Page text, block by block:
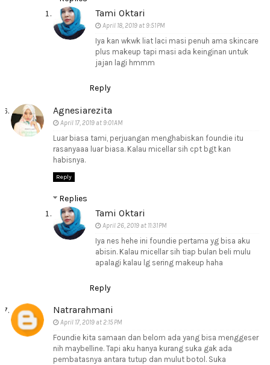
Tami Oktari
April 18, 2019 at 9:51 PM
Iya kan wkwk liat laci masi penuh ama skincare
plus makeup tapi masi ada keinginan untuk
jajan lagi hmmm
Reply
Agnesiarezita
April 17, 2019 at 9:01 AM
Luar biasa tami, perjuangan menghabiskan foundie itu
rasanyaaa luar biasa. Kalau micellar sih cpt bgt kan
habisnya.
Reply
Replies
Tami Oktari
April 26, 2019 at 11:31 PM
Iya nes hehe ini foundie pertama yg bisa aku
abisin. Kalau micellar sih tiap bulan beli mulu
apalagi kalau lg sering makeup haha
Reply
Natrarahmani
April 17, 2019 at 2:15 PM
Foundie kita samaan dan belom ada yang bisa menggeser
nih maybelline. Tapi aku hanya kurang suka gak ada
pembatasnya antara tutup dan mulut botol. Suka